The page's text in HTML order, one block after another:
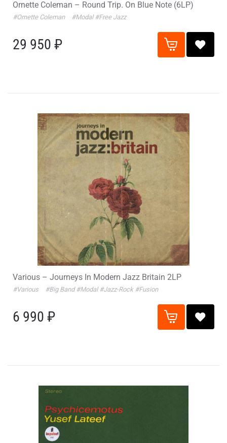
Ornette Coleman – Round Trip. On Blue Note (6LP)
#Ornette Coleman #Modal #Free Jazz
29 950 ₽
Various – Journeys In Modern Jazz Britain 2LP
#Various #Big Band #Modal #Jazz-Rock #Fusion
6 990 ₽